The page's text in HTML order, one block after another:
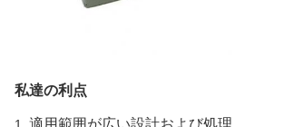
私達の利点
適用範囲が広い設計および処理